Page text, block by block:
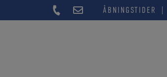
til
ÅBNINGSTIDER |